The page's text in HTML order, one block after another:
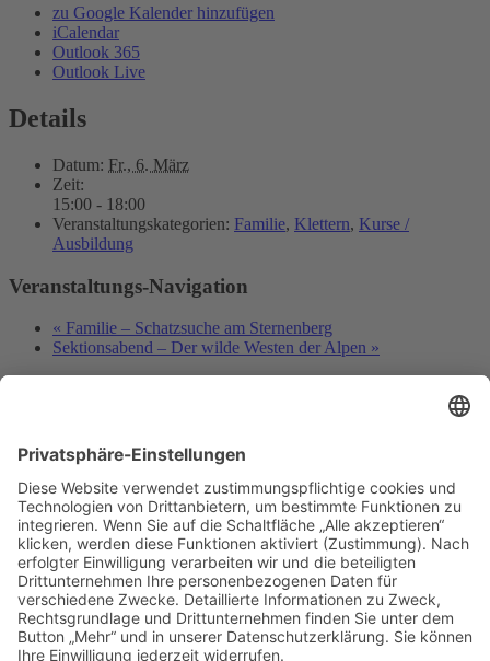
zu Google Kalender hinzufügen
iCalendar
Outlook 365
Outlook Live
Details
Datum: Fr., 6. März
Zeit:
15:00 - 18:00
Veranstaltungskategorien: Familie, Klettern, Kurse /
Ausbildung
Veranstaltungs-Navigation
« Familie – Schatzsuche am Sternenberg
Sektionsabend – Der wilde Westen der Alpen »
76532 Baden-Baden
Gewerbegebiet Oos-West
E-Mail senden
Telefon Geschäftsstelle:
07221 17200
Telefon Kletterhalle:
07221 968513
Immer auf dem neuesten Stand:
Newsletter abonnieren…